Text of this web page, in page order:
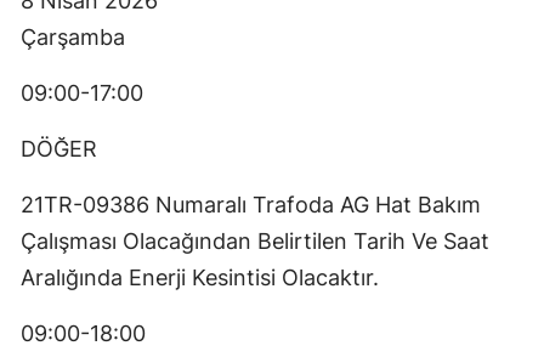
Çarşamba
09:00-17:00
DÖĞER
21TR-09386 Numaralı Trafoda AG Hat Bakım
Çalışması Olacağından Belirtilen Tarih Ve Saat
Aralığında Enerji Kesintisi Olacaktır.
09:00-18:00